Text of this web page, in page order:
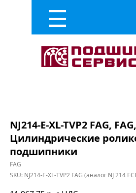
NJ214-E-XL-TVP2 FAG, FAG,
Цилиндрические
подшипники
FAG
SKU: NJ214-E-XL-TVP2 FAG (аналог NJ 214